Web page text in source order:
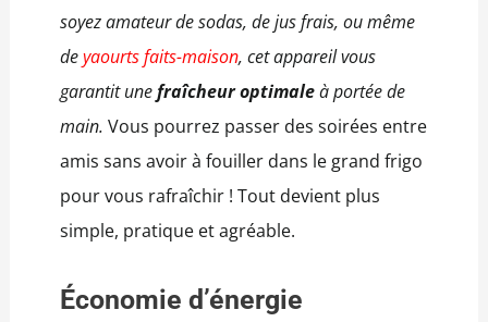
soyez amateur de sodas, de jus frais, ou même
deyaourts faits-maison, cet appareil vous
garantit unefraîcheur optimaleà portée de
main. Vous pourrez passer des soirées entre
amis sans avoir à fouiller dans le grand frigo
pour vous rafraîchir ! Tout devient plus
simple, pratique et agréable.
Économie d’énergie